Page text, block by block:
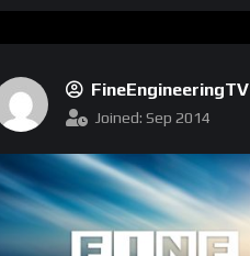
FineEngineeringTV
Joined: Sep 2014